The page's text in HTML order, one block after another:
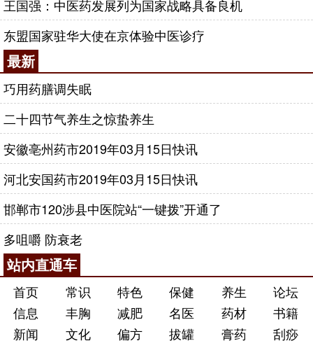
王国强：中医药发展列为国家战略具备良机
东盟国家驻华大使在京体验中医诊疗
最新
巧用药膳调失眠
二十四节气养生之惊蛰养生
安徽亳州药市2019年03月15日快讯
河北安国药市2019年03月15日快讯
邯郸市120涉县中医院站“一键拨”开通了
多咀嚼 防衰老
站内直通车
首页 常识 特色 保健 养生
论坛
信息
丰胸 减肥 名医 药材
书籍
新闻
文化 偏方 拔罐 膏药
刮痧